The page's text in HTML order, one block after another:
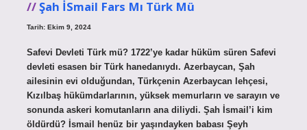
Şah İSmail Fars Mı Türk Mü
Tarih: Ekim 9, 2024
Safevi Devleti Türk mü? 1722’ye kadar hüküm süren Safevi
devleti esasen bir Türk hanedanıydı. Azerbaycan, Şah
ailesinin evi olduğundan, Türkçenin Azerbaycan lehçesi,
Kızılbaş hükümdarlarının, yüksek memurların ve sarayın ve
sonunda askeri komutanların ana diliydi. Şah İsmail’i kim
öldürdü? İsmail henüz bir yaşındayken babası Şeyh